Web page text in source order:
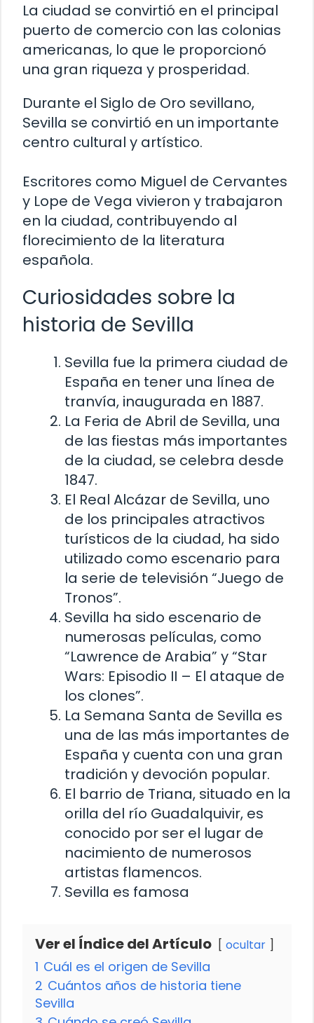
La ciudad se convirtió en el principal
puerto de comercio con las colonias
americanas, lo que le proporcionó
una gran riqueza y prosperidad.
Durante el Siglo de Oro sevillano,
Sevilla se convirtió en un importante
centro cultural y artístico.
Escritores como Miguel de Cervantes
y Lope de Vega vivieron y trabajaron
en la ciudad, contribuyendo al
florecimiento de la literatura
española.
Curiosidades sobre la
historia de Sevilla
Sevilla fue la primera ciudad de
España en tener una línea de
tranvía, inaugurada en 1887.
La Feria de Abril de Sevilla, una
de las fiestas más importantes
de la ciudad, se celebra desde
1847.
El Real Alcázar de Sevilla, uno
de los principales atractivos
turísticos de la ciudad, ha sido
utilizado como escenario para
la serie de televisión “Juego de
Tronos”.
Sevilla ha sido escenario de
numerosas películas, como
“Lawrence de Arabia” y “Star
Wars: Episodio II – El ataque de
los clones”.
La Semana Santa de Sevilla es
una de las más importantes de
España y cuenta con una gran
tradición y devoción popular.
El barrio de Triana, situado en la
orilla del río Guadalquivir, es
conocido por ser el lugar de
nacimiento de numerosos
artistas flamencos.
Sevilla es famosa
Ver el Índice del Artículo ocultar
1 Cuál es el origen de Sevilla
2 Cuántos años de historia tiene
Sevilla